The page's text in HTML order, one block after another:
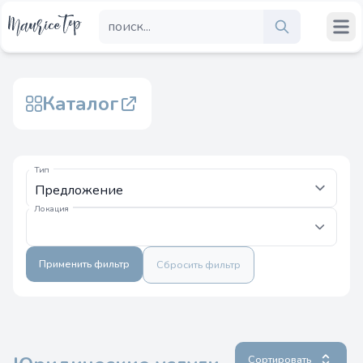
Каталог
Тип
Локация
Применить фильтр Сбросить фильтр
Сортировать